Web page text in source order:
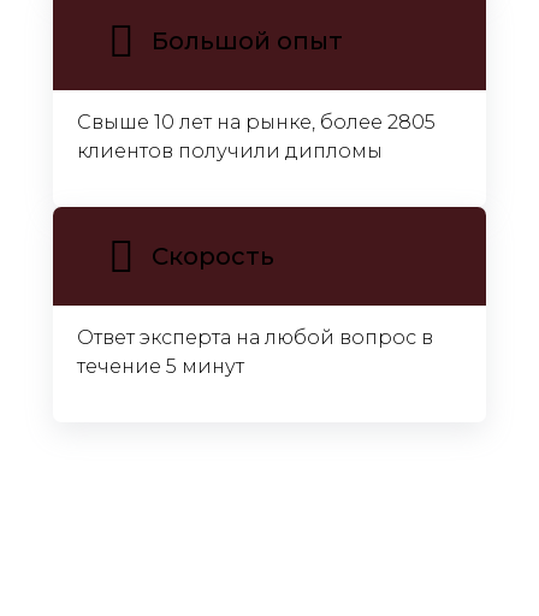
Большой опыт
Свыше 10 лет на рынке, более 2805
клиентов получили дипломы
Скорость
Ответ эксперта на любой вопрос в
течение 5 минут